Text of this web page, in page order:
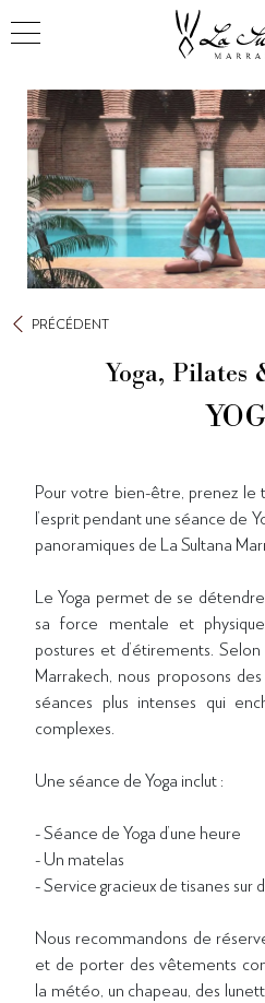
Yoga, Pilates
PRÉCÉDENT
Pour votre bien-être, prenez le
l’esprit pendant une séance de
panoramiques de La Sultana
Le Yoga permet de se
sa force mentale et
postures et d’étirements.
Marrakech, nous proposons
séances plus intenses qui
complexes.
Une séance de Yoga inclut :
- Séance de Yoga d’une heure
- Un matelas
- Service gracieux de tisanes sur
Nous recommandons de
et de porter des vêtements
la météo, un chapeau, des